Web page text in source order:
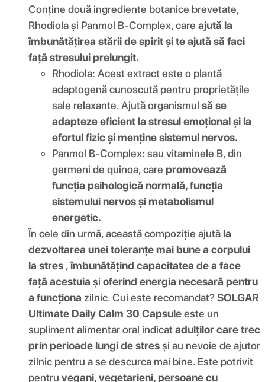
Conține două ingrediente botanice brevetate,
Rhodiola și Panmol B-Complex, care ajută la
îmbunătățirea stării de spirit și te ajută să faci
față stresului prelungit.
Rhodiola: Acest extract este o plantă
adaptogenă cunoscută pentru proprietățile
sale relaxante. Ajută organismul să se
adapteze eficient la stresul emoțional și la
efortul fizic și menține sistemul nervos.
Panmol B-Complex: sau vitaminele B, din
germeni de quinoa, care promovează
funcția psihologică normală, funcția
sistemului nervos și metabolismul
energetic.
În cele din urmă, această compoziție ajută la
dezvoltarea unei toleranțe mai bune a corpului
la stres ,îmbunătățind capacitatea de a face
față acestuia și oferind energia necesară pentru
a funcționa zilnic. Cui este recomandat?SOLGAR
Ultimate Daily Calm 30 Capsuleeste un
supliment alimentar oral indicatadulților care trec
prin perioade lungi de stresși au nevoie de ajutor
zilnic pentru a se descurca mai bine. Este potrivit
pentru vegani, vegetarieni, persoane cu